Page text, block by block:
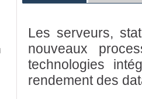
Les serveurs,
nouveaux
technologies
rendement des